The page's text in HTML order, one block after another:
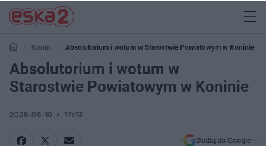
Konin Absolutorium i wotum w Starostwie Powiatowym w Koninie
Absolutorium i wotum w
Starostwie Powiatowym w Koninie
2026-06-10 17:13
Dodaj do Google